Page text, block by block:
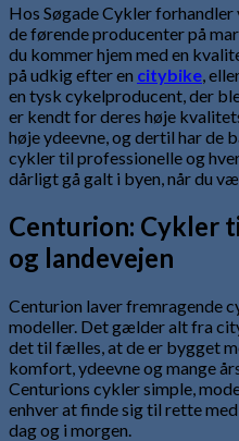
Hos Søgade Cykler
de førende producenter på
du kommer hjem med en
på udkig efter en citybike ,
en tysk cykelproducent, der
er kendt for deres høje
høje ydeevne, og dertil har de
cykler til professionelle og
dårligt gå galt i byen, når du
Centurion: Cykler
og landevejen
Centurion laver fremragende
modeller. Det gælder alt fra
det til fælles, at de er bygget
komfort, ydeevne og mange
Centurions cykler simple,
enhver at finde sig til rette
dag og i morgen.